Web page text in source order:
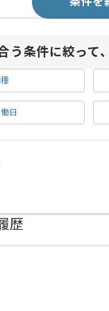
う条件に絞って
日
歴